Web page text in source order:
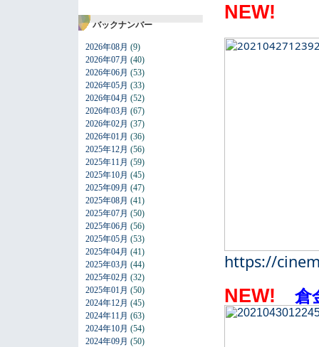
バックナンバー
2026年08月 (9)
2026年07月 (40)
2026年06月 (53)
2026年05月 (33)
2026年04月 (52)
2026年03月 (67)
2026年02月 (37)
2026年01月 (36)
2025年12月 (56)
2025年11月 (59)
2025年10月 (45)
2025年09月 (47)
2025年08月 (41)
2025年07月 (50)
2025年06月 (56)
2025年05月 (53)
2025年04月 (41)
2025年03月 (44)
2025年02月 (32)
2025年01月 (50)
2024年12月 (45)
2024年11月 (63)
2024年10月 (54)
2024年09月 (50)
NEW!
https://
NEW! 倉